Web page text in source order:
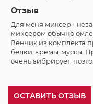
Отзыв
Для меня миксер -
миксером обычно
Венчик из комплекта
белки, кремы, муссы.
очень вибрирует,
ОСТАВИТЬ ОТЗЫВ